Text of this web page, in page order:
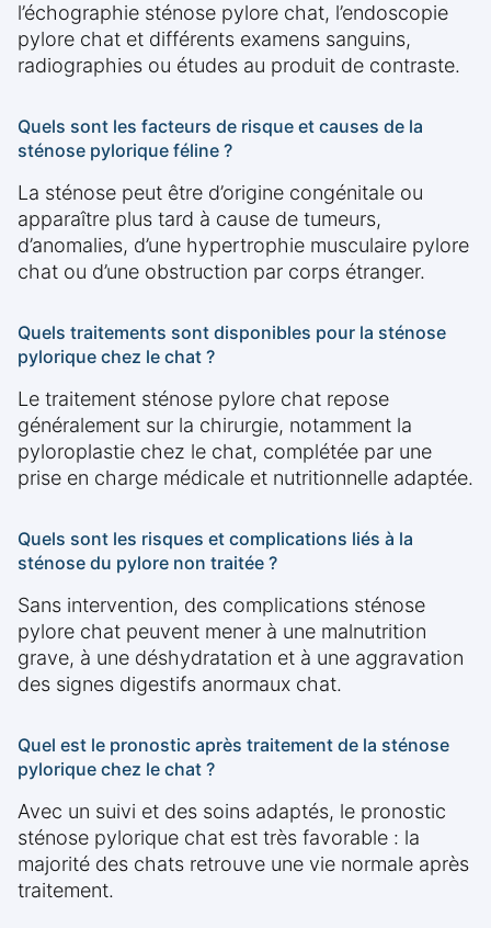
l’échographie sténose pylore chat, l’endoscopie
pylore chat et différents examens sanguins,
radiographies ou études au produit de contraste.
Quels sont les facteurs de risque et causes de la
sténose pylorique féline ?
La sténose peut être d’origine congénitale ou
apparaître plus tard à cause de tumeurs,
d’anomalies, d’une hypertrophie musculaire pylore
chat ou d’une obstruction par corps étranger.
Quels traitements sont disponibles pour la sténose
pylorique chez le chat ?
Le traitement sténose pylore chat repose
généralement sur la chirurgie, notamment la
pyloroplastie chez le chat, complétée par une
prise en charge médicale et nutritionnelle adaptée.
Quels sont les risques et complications liés à la
sténose du pylore non traitée ?
Sans intervention, des complications sténose
pylore chat peuvent mener à une malnutrition
grave, à une déshydratation et à une aggravation
des signes digestifs anormaux chat.
Quel est le pronostic après traitement de la sténose
pylorique chez le chat ?
Avec un suivi et des soins adaptés, le pronostic
sténose pylorique chat est très favorable : la
majorité des chats retrouve une vie normale après
traitement.